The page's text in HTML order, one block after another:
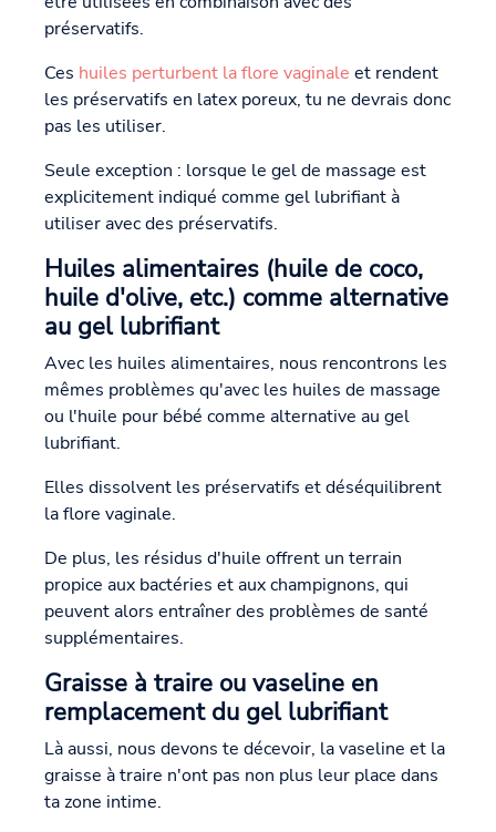
préservatifs.
Ces huiles perturbent la flore vaginale et rendent
les préservatifs en latex poreux, tu ne devrais donc
pas les utiliser.
Seule exception : lorsque le gel de massage est
explicitement indiqué comme gel lubrifiant à
utiliser avec des préservatifs.
Huiles alimentaires (huile de coco,
huile d'olive, etc.) comme alternative
au gel lubrifiant
Avec les huiles alimentaires, nous rencontrons les
mêmes problèmes qu'avec les huiles de massage
ou l'huile pour bébé comme alternative au gel
lubrifiant.
Elles dissolvent les préservatifs et déséquilibrent
la flore vaginale.
De plus, les résidus d'huile offrent un terrain
propice aux bactéries et aux champignons, qui
peuvent alors entraîner des problèmes de santé
supplémentaires.
Graisse à traire ou vaseline en
remplacement du gel lubrifiant
Là aussi, nous devons te décevoir, la vaseline et la
graisse à traire n'ont pas non plus leur place dans
ta zone intime.